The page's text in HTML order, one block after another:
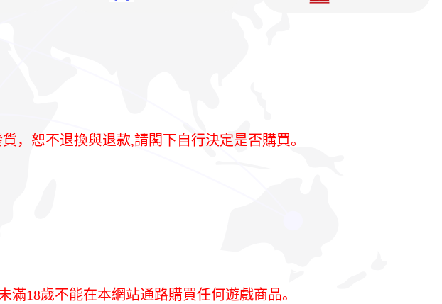
，恕不退換與退款,請閣下自行決定是否購買。
滿18歲不能在本網站通路購買任何遊戲商品。